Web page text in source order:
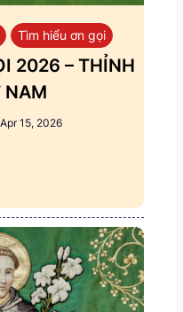
Tìm hiểu ơn gọi
2026 – THỈNH
NAM
Apr 15, 2026